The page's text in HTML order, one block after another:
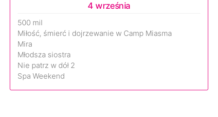
4 września
500 mil
Miłość, śmierć i dojrzewanie w Camp Miasma
Mira
Młodsza siostra
Nie patrz w dół 2
Spa Weekend